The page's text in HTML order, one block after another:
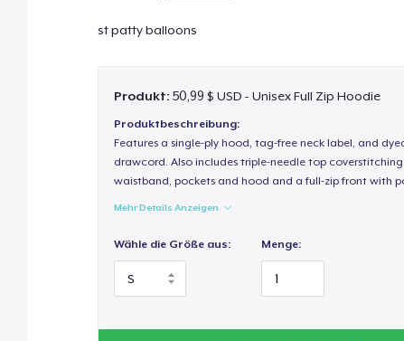
st patty balloons
Produkt: 50,99 $ USD - Unisex Full Zip Hoodie
Produktbeschreibung:
Features a single-ply hood, tag-free neck label, and
drawcord. Also includes triple-needle top
waistband, pockets and hood and a full-zip front with
Mehr Details Anzeigen
Wähle die Größe aus: Menge: